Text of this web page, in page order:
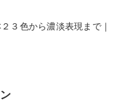
３色から濃淡表現まで｜